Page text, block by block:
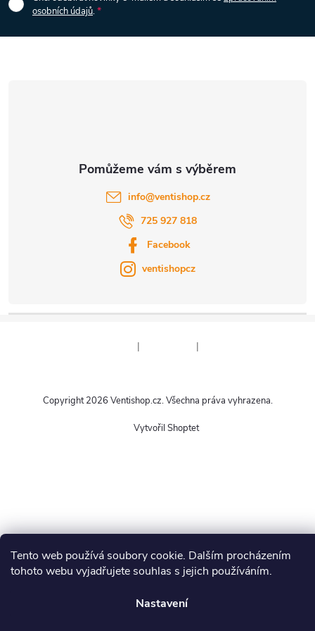
Tento web používá soubory cookie. Dalším procházením
tohoto webu vyjadřujete souhlas s jejich používáním.
Nastavení
a
osobních údajů.
info@ventishop.cz
725 927 818
Facebook
ventishopcz
| |
Vytvořil Shoptet
Copyright 2026 Ventishop.cz. Všechna práva vyhrazena.